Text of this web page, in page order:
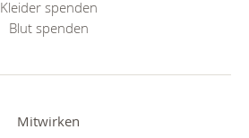
Kleider spenden
Blut spenden
Mitwirken